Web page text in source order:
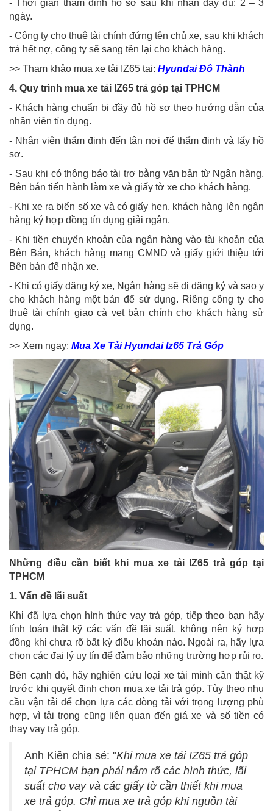
- Thời gian thẩm định hồ sơ sau khi nhận đầy đủ: 2 – 3
ngày.
- Công ty cho thuê tài chính đứng tên chủ xe, sau khi khách
trả hết nợ, công ty sẽ sang tên lại cho khách hàng.
>> Tham khảo mua xe tải IZ65 tại: Hyundai Đô Thành
4. Quy trình mua xe tải IZ65 trả góp tại TPHCM
- Khách hàng chuẩn bị đầy đủ hồ sơ theo hướng dẫn của
nhân viên tín dụng.
- Nhân viên thẩm định đến tận nơi để thẩm định và lấy hồ
sơ.
- Sau khi có thông báo tài trợ bằng văn bản từ Ngân hàng,
Bên bán tiến hành làm xe và giấy tờ xe cho khách hàng.
- Khi xe ra biển số xe và có giấy hẹn, khách hàng lên ngân
hàng ký hợp đồng tín dụng giải ngân.
- Khi tiền chuyển khoản của ngân hàng vào tài khoản của
Bên Bán, khách hàng mang CMND và giấy giới thiệu tới
Bên bán để nhận xe.
- Khi có giấy đăng ký xe, Ngân hàng sẽ đi đăng ký và sao y
cho khách hàng một bản để sử dụng. Riêng công ty cho
thuê tài chính giao cà vẹt bản chính cho khách hàng sử
dụng.
>> Xem ngay: Mua Xe Tải Hyundai Iz65 Trả Góp
Những điều cần biết khi mua xe tải IZ65 trả góp tại
TPHCM
1. Vấn đề lãi suất
Khi đã lựa chọn hình thức vay trả góp, tiếp theo bạn hãy
tính toán thật kỹ các vấn đề lãi suất, không nên ký hợp
đồng khi chưa rõ bất kỳ điều khoản nào. Ngoài ra, hãy lựa
chọn các đại lý uy tín để đảm bảo những trường hợp rủi ro.
Bên cạnh đó, hãy nghiên cứu loại xe tải mình cần thật kỹ
trước khi quyết định chọn mua xe tải trả góp. Tùy theo nhu
cầu vận tải để chọn lựa các dòng tải với trọng lượng phù
hợp, vì tải trọng cũng liên quan đến giá xe và số tiền có
thay vay trả góp.
Anh Kiên chia sẻ: "Khi mua xe tải IZ65 trả góp
tại TPHCM bạn phải nắm rõ các hình thức, lãi
suất cho vay và các giấy tờ cần thiết khi mua
xe trả góp. Chỉ mua xe trả góp khi nguồn tài